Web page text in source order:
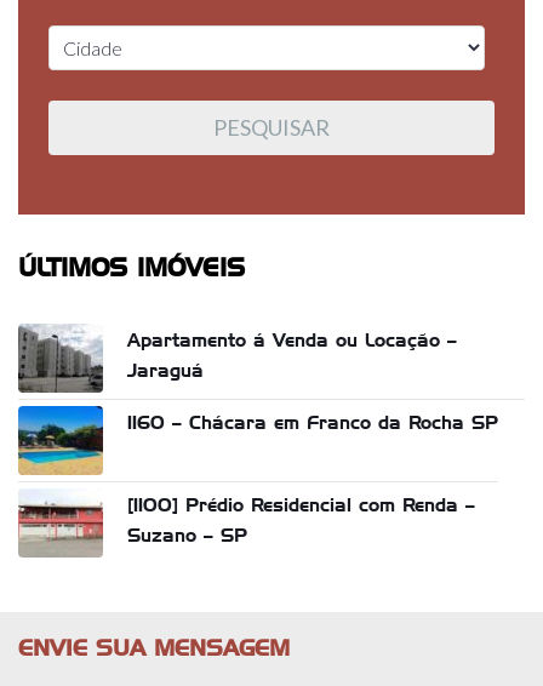
ÚLTIMOS IMÓVEIS
Apartamento á Venda ou Locação –
Jaraguá
1160 – Chácara em Franco da Rocha SP
[1100] Prédio Residencial com Renda –
Suzano – SP
ENVIE SUA MENSAGEM